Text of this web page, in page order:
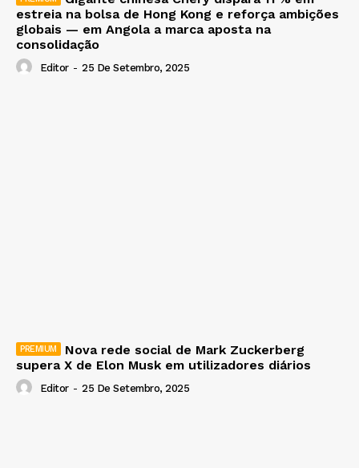
estreia na bolsa de Hong Kong e reforça ambições
globais — em Angola a marca aposta na
consolidação
Editor - 25 De Setembro, 2025
Nova rede social de Mark Zuckerberg
supera X de Elon Musk em utilizadores diários
Editor - 25 De Setembro, 2025